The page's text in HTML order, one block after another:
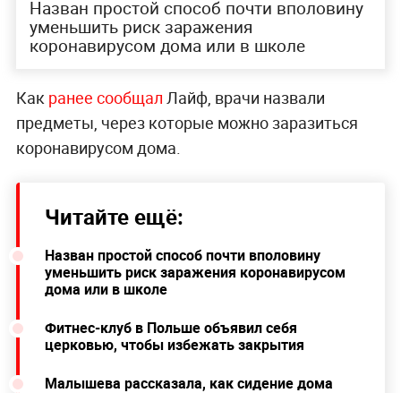
Назван простой способ почти вполовину
уменьшить риск заражения
коронавирусом дома или в школе
Как ранее сообщал Лайф, врачи назвали
предметы, через которые можно заразиться
коронавирусом дома.
Читайте ещё:
Назван простой способ почти вполовину
уменьшить риск заражения коронавирусом
дома или в школе
Фитнес-клуб в Польше объявил себя
церковью, чтобы избежать закрытия
Малышева рассказала, как сидение дома